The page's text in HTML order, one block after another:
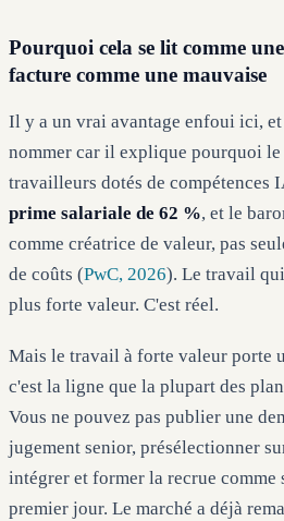
Pourquoi cela se lit comme
facture comme une mauvaise
Il y a un vrai avantage enfoui ici,
nommer car il explique pourquoi le
travailleurs dotés de compétences
prime salariale de 62 %, et le
comme créatrice de valeur, pas
de coûts (PwC, 2026). Le travail
plus forte valeur. C'est réel.
Mais le travail à forte valeur porte
c'est la ligne que la plupart des
Vous ne pouvez pas publier une
jugement senior, présélectionner
intégrer et former la recrue comme
premier jour. Le marché a déjà